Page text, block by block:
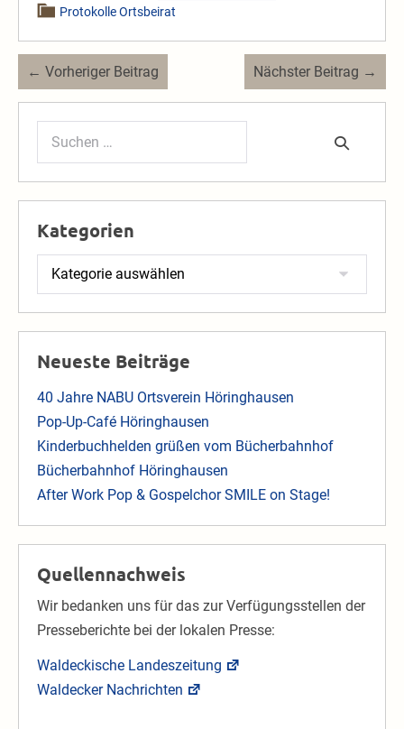
Protokolle Ortsbeirat
Beitragsnavigation
← Vorheriger Beitrag Nächster Beitrag →
Suchen
Kategorien
Kategorien
Neueste Beiträge
40 Jahre NABU Ortsverein Höringhausen
Pop-Up-Café Höringhausen
Kinderbuchhelden grüßen vom Bücherbahnhof
Bücherbahnhof Höringhausen
After Work Pop & Gospelchor SMILE on Stage!
Quellennachweis
Wir bedanken uns für das zur Verfügungsstellen der
Presseberichte bei der lokalen Presse:
Waldeckische Landeszeitung
Waldecker Nachrichten